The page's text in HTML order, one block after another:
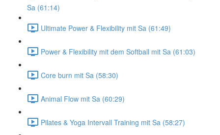
Sa (61:14)
Ultimate Power & Flexibility mit Sa (61:49)
Power & Flexibility mit dem Softball mit Sa (61:03)
Core burn mit Sa (58:30)
Animal Flow mit Sa (60:29)
Pilates & Yoga Intervall Training mit Sa (58:27)